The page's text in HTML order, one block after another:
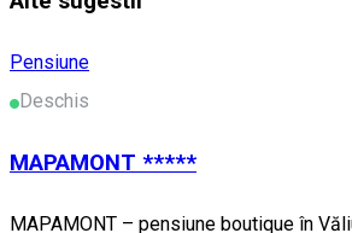
Pensiune
Deschis
MAPAMONT *****
MAPAMONT – pensiune boutique în